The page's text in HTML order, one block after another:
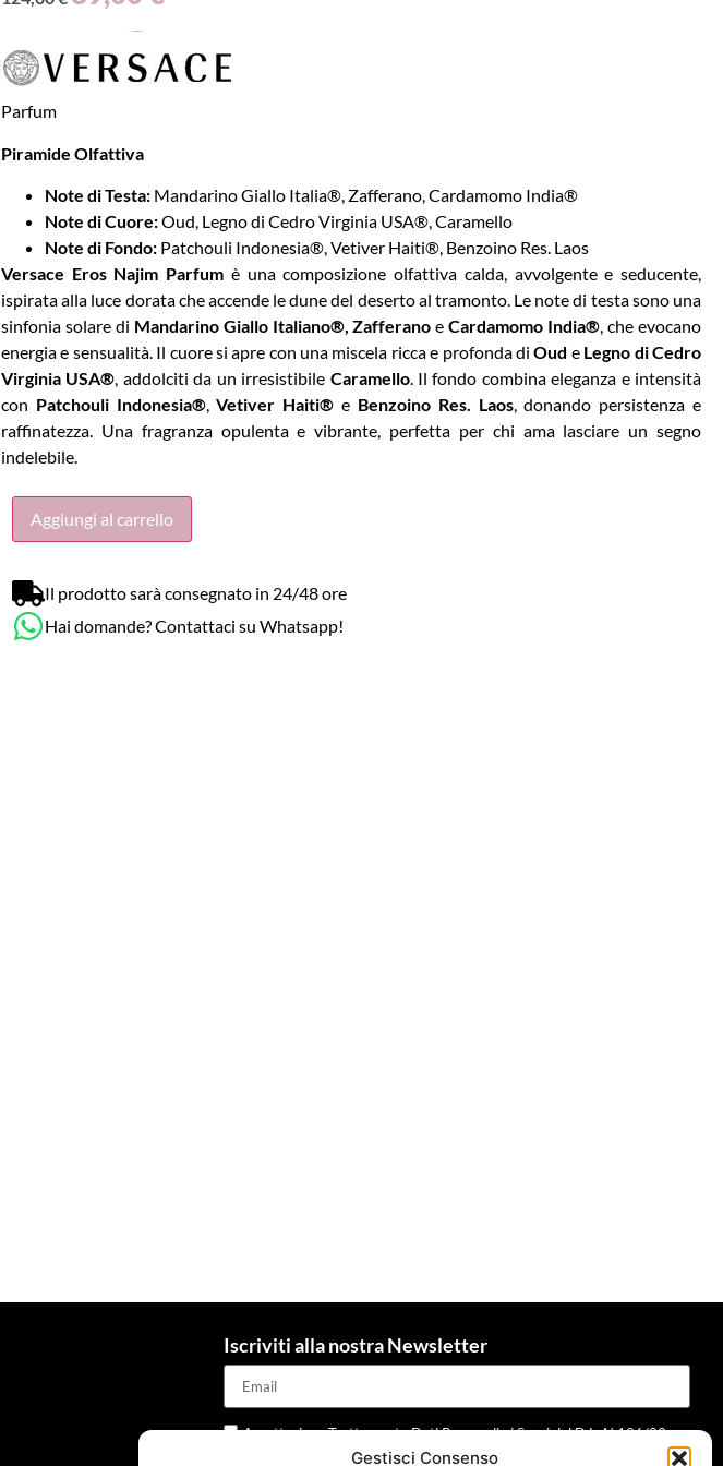
Gestisci Consenso
Parfum
Piramide Olfattiva
Note di Testa: Mandarino Giallo Italia®, Zafferano, Cardamomo India®
Note di Cuore:Oud, Legno di Cedro Virginia USA®, Caramello
Note di Fondo: Patchouli Indonesia®, Vetiver Haiti®, Benzoino Res. Laos
Versace Eros Najim Parfum è una composizione olfattiva calda, avvolgente e seducente,
ispirata alla luce dorata che accende le dune del deserto al tramonto. Le note di testa sono una
sinfonia solare di Mandarino Giallo Italiano®, Zafferano eCardamomo India®, che evocano
energia e sensualità. Il cuore si apre con una miscela ricca e profonda diOud e Legno di Cedro
Virginia USA®, addolciti da un irresistibile Caramello. Il fondo combina eleganza e intensità
con Patchouli Indonesia®,Vetiver Haiti® e Benzoino Res. Laos, donando persistenza e
raffinatezza. Una fragranza opulenta e vibrante, perfetta per chi ama lasciare un segno
indelebile.
Aggiungi al carrello
Il prodotto sarà consegnato in 24/48 ore
Hai domande? Contattaci su Whatsapp!
Iscriviti alla nostra Newsletter
Accettazione Trattamento Dati Personali ai Sensi del D.L. N.196/03 e
Gdpr 679/2016 e della normativa applicabile